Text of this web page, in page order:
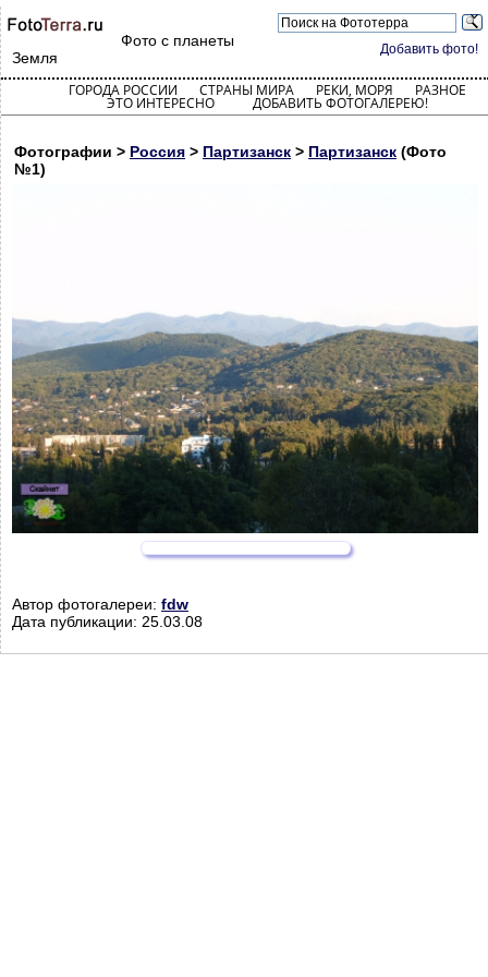
Добавить фото!
Фото с планеты
Земля
ГОРОДА РОССИИ СТРАНЫ МИРА РЕКИ, МОРЯ РАЗНОЕ
ЭТО ИНТЕРЕСНО ДОБАВИТЬ ФОТОГАЛЕРЕЮ!
Фотографии > Россия > Партизанск > Партизанск (Фото
№1)
Автор фотогалереи: fdw
Дата публикации: 25.03.08